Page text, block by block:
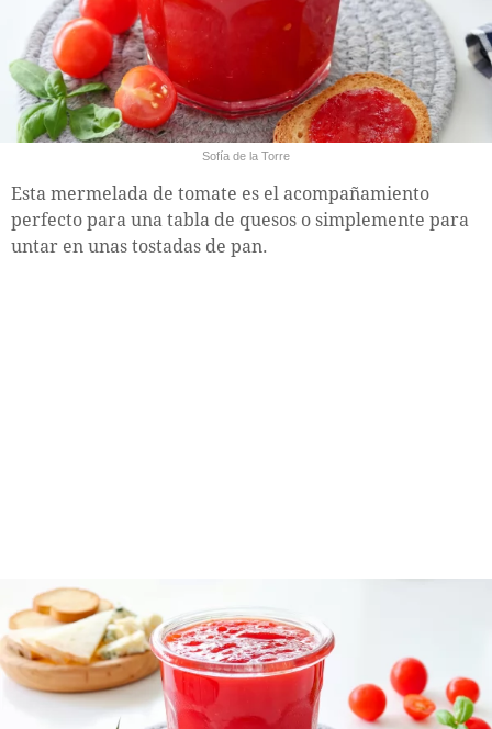
Sofía de la Torre
Esta mermelada de tomate es el acompañamiento
perfecto para una tabla de quesos o simplemente para
untar en unas tostadas de pan.